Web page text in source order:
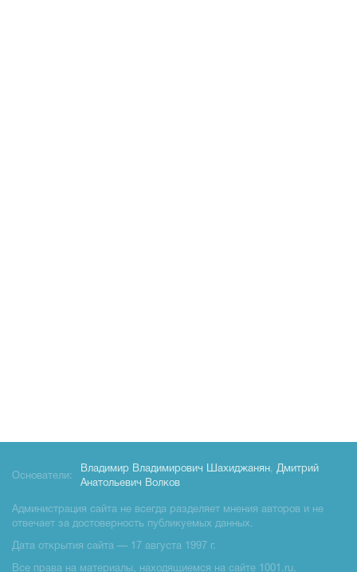
Основатели:
Владимир Владимирович Шахиджанян, Дмитрий
Анатольевич Волков
Администрация сайта не всегда разделяет мнения авторов и не
отвечает за достоверность публикуемых данных.
Дата открытия сайта — 17 августа 1997 г.
Все права на материалы, находящиемся на сайте 1001.ru,